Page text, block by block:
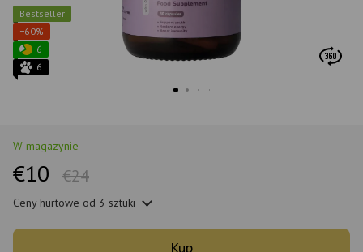
Bestseller
−60%
6
6
W magazynie
€10 €24
Ceny hurtowe od 3 sztuki
Kup